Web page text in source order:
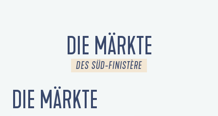
DIE MÄRKTE
DES SÜD-FINISTÈRE
DIE MÄRKTE